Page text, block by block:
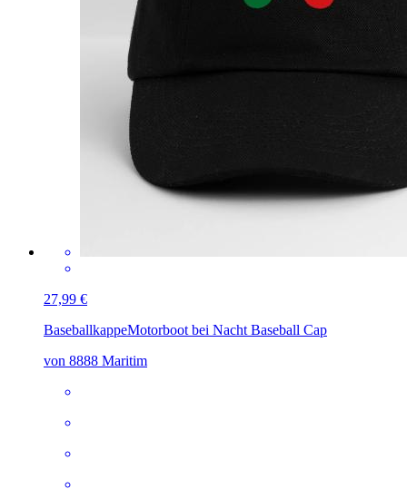
27,99 €
BaseballkappeMotorboot bei Nacht Baseball Cap
von 8888 Maritim